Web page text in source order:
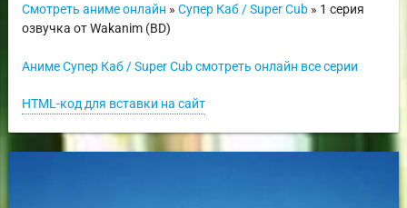
Смотреть аниме онлайн » Супер Каб / Super Cub» 1 серия
озвучка от Wakanim (BD)
Аниме Супер Каб / Super Cub смотреть онлайн все серии
HTML-код для вставки на сайт